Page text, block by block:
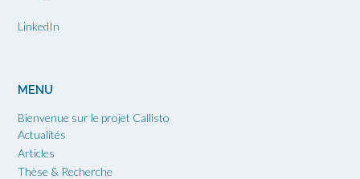
LinkedIn
MENU
Bienvenue sur le projet Callisto
Actualités
Articles
Thèse & Recherche